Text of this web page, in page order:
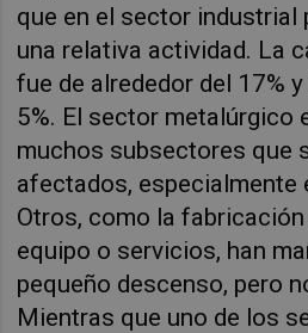
que en el sector industrial
una relativa actividad. La
fue de alrededor del 17%
5%. El sector metalúrgico
muchos subsectores que
afectados, especialmente
Otros, como la fabricación
equipo o servicios, han
pequeño descenso, pero
Mientras que uno de los